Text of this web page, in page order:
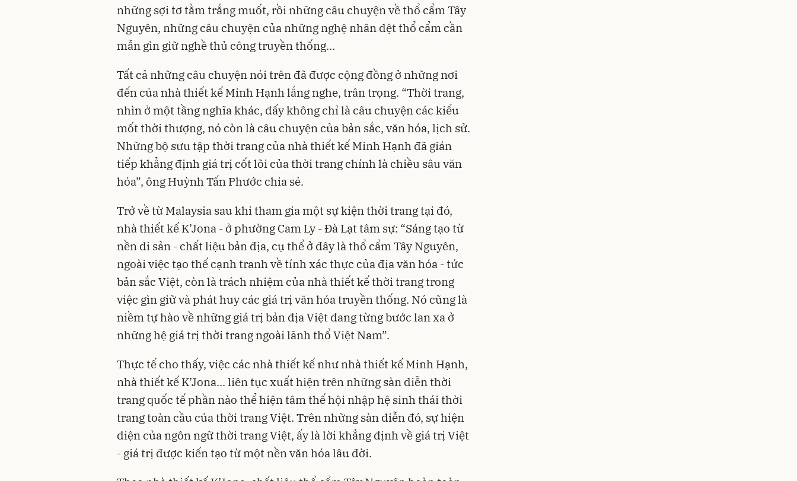
những sợi tơ tằm trắng muốt, rồi những câu chuyện về thổ cẩm Tây
Nguyên, những câu chuyện của những nghệ nhân dệt thổ cẩm cần
mẫn gìn giữ nghề thủ công truyền thống...
Tất cả những câu chuyện nói trên đã được cộng đồng ở những nơi
đến của nhà thiết kế Minh Hạnh lắng nghe, trân trọng. “Thời trang,
nhìn ở một tầng nghĩa khác, đấy không chỉ là câu chuyện các kiểu
mốt thời thượng, nó còn là câu chuyện của bản sắc, văn hóa, lịch sử.
Những bộ sưu tập thời trang của nhà thiết kế Minh Hạnh đã gián
tiếp khẳng định giá trị cốt lõi của thời trang chính là chiều sâu văn
hóa”, ông Huỳnh Tấn Phước chia sẻ.
Trở về từ Malaysia sau khi tham gia một sự kiện thời trang tại đó,
nhà thiết kế K’Jona - ở phường Cam Ly - Đà Lạt tâm sự: “Sáng tạo từ
nền di sản - chất liệu bản địa, cụ thể ở đây là thổ cẩm Tây Nguyên,
ngoài việc tạo thế cạnh tranh về tính xác thực của địa văn hóa - tức
bản sắc Việt, còn là trách nhiệm của nhà thiết kế thời trang trong
việc gìn giữ và phát huy các giá trị văn hóa truyền thống. Nó cũng là
niềm tự hào về những giá trị bản địa Việt đang từng bước lan xa ở
những hệ giá trị thời trang ngoài lãnh thổ Việt Nam”.
Thực tế cho thấy, việc các nhà thiết kế như nhà thiết kế Minh Hạnh,
nhà thiết kế K’Jona... liên tục xuất hiện trên những sàn diễn thời
trang quốc tế phần nào thể hiện tâm thế hội nhập hệ sinh thái thời
trang toàn cầu của thời trang Việt. Trên những sàn diễn đó, sự hiện
diện của ngôn ngữ thời trang Việt, ấy là lời khẳng định về giá trị Việt
- giá trị được kiến tạo từ một nền văn hóa lâu đời.